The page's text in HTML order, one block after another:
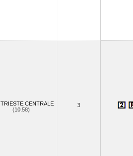
TRIESTE CENTRALE
(10.58)
3